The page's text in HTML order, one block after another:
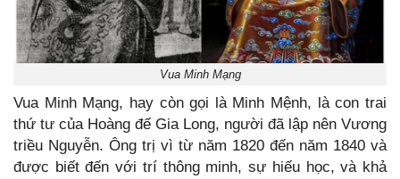
Vua Minh Mạng
Vua Minh Mạng, hay còn gọi là Minh Mệnh, là con trai
thứ tư của Hoàng đế Gia Long, người đã lập nên Vương
triều Nguyễn. Ông trị vì từ năm 1820 đến năm 1840 và
được biết đến với trí thông minh, sự hiếu học, và khả